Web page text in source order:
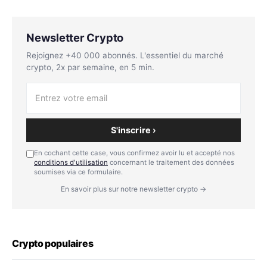
Newsletter Crypto
Rejoignez +40 000 abonnés. L'essentiel du marché
crypto, 2x par semaine, en 5 min.
S'inscrire ›
En cochant cette case, vous confirmez avoir lu et accepté nos
conditions d'utilisation concernant le traitement des données
soumises via ce formulaire.
En savoir plus sur notre newsletter crypto →
Crypto populaires